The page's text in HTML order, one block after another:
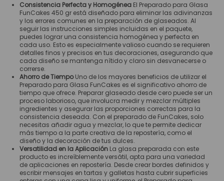
Consistencia Perfecta y Homogénea El Preparado para Glasa
FunCakes 450 gr está diseñado para eliminar las adivinanzas
y los errores comunes en la preparación de glaseados. Al
seguir las instrucciones simples incluidas en el paquete,
puedes lograr una consistencia homogénea y perfecta en
cada uso. Esto es especialmente valioso cuando se requieren
detalles finos y precisos en tus decoraciones, asegurando que
cada diseño se mantenga nítido y claro sin desvanecerse o
correrse.
Ahorro de TiempoUno de los mayores beneficios de utilizar el
Preparado para Glasa FunCakes es el significativo ahorro de
tiempo que ofrece. Preparar glaseado desde cero puede ser un
proceso laborioso, que involucra medir y mezclar múltiples
ingredientes y asegurar las proporciones correctas para la
consistencia deseada. Con el preparado de FunCakes, solo
necesitas añadir agua y mezclar, lo que te permite dedicar
más tiempo a la parte creativa de la repostería, como el
diseño y la decoración de tus dulces.
Versatilidad en la Aplicación La glasa preparada con este
producto es increíblemente versátil, apta para una variedad
de aplicaciones en repostería. Desde crear bordes definidos y
escribir mensajes en tartas y galletas hasta cubrir superficies